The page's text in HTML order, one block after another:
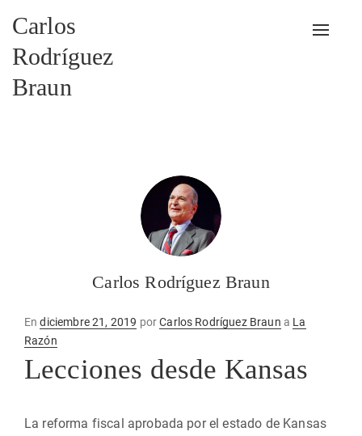
Carlos
Rodríguez
Braun
Carlos Rodríguez Braun
EnPublicado
en
diciembre 21, 2019 porCarlos Rodríguez Braun a La
Razón
Lecciones desde Kansas
La reforma fiscal aprobada por el estado de Kansas